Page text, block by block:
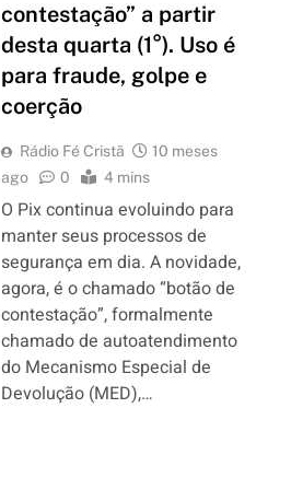
contestação” a partir
desta quarta (1°). Uso é
para fraude, golpe e
coerção
Rádio Fé Cristã
10 meses
ago
0 4 mins
O Pix continua evoluindo para
manter seus processos de
segurança em dia. A novidade,
agora, é o chamado “botão de
contestação”, formalmente
chamado de autoatendimento
do Mecanismo Especial de
Devolução (MED),…